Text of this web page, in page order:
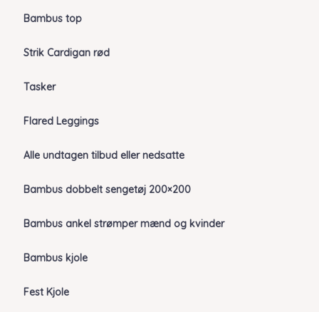
Bambus top
Strik Cardigan rød
Tasker
Flared Leggings
Alle undtagen tilbud eller nedsatte
Bambus dobbelt sengetøj 200×200
Bambus ankel strømper mænd og kvinder
Bambus kjole
Fest Kjole